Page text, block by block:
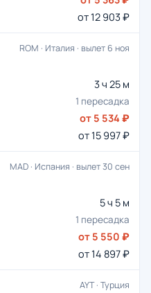
от 12 903 ₽
ROM · Италия · вылет 6 ноя
3 ч 25 м
1 пересадка
от 5 534 ₽
от 15 997 ₽
MAD · Испания · вылет 30 сен
5 ч 5 м
1 пересадка
от 5 550 ₽
от 14 897 ₽
AYT · Турция